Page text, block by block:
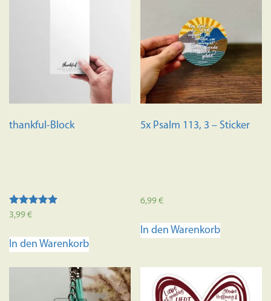
thankful-Block
Bewertet mit
5.00
3,99€
In den Warenkorb
5x Psalm 113, 3 – Sticker
6,99€
In den Warenkorb